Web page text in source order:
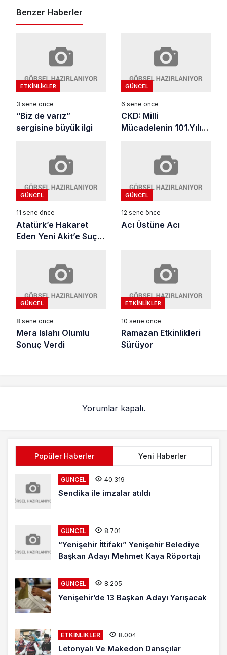
Benzer Haberler
ETKINLIKLER
3 sene önce
“Biz de varız”
sergisine büyük ilgi
GÜNCEL
6 sene önce
CKD: Milli
Mücadelenin 101.Yılı
GÜNCEL
11 sene önce
Atatürk’e Hakaret
Eden Yeni Akit’e Suç
GÜNCEL
12 sene önce
Acı Üstüne Acı
GÜNCEL
8 sene önce
Mera Islahı Olumlu
Sonuç Verdi
ETKINLIKLER
10 sene önce
Ramazan Etkinlikleri
Sürüyor
Yorumlar kapalı.
Popüler Haberler Yeni Haberler
GÜNCEL 40.319
Sendika ile imzalar atıldı
GÜNCEL 8.701
“Yenişehir İttifakı” Yenişehir Belediye
Başkan Adayı Mehmet Kaya Röportajı
GÜNCEL 8.205
Yenişehir’de 13 Başkan Adayı Yarışacak
ETKINLIKLER 8.004
Letonyalı Ve Makedon Dansçılar